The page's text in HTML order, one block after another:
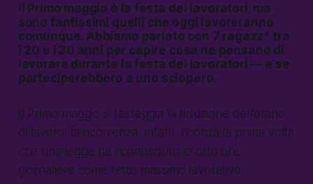
Il Primo maggio è la festa dei lavoratori, ma
sono tantissimi quelli che oggi lavoreranno
comunque. Abbiamo parlato con 7 ragazz* tra
i 20 e i 30 anni per capire cosa ne pensano di
lavorare durante la festa dei lavoratori — e se
parteciperebbero a uno sciopero.
Il Primo maggio si festeggia la riduzione dell’orario
di lavoro: la ricorrenza, infatti, ricorda la prima volta
che una legge ha riconosciuto le otto ore
giornaliere come tetto massimo lavorativo,